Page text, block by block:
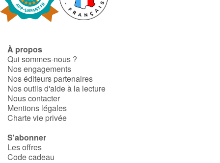
Fable, mythe, littérature et poésie
Ogres, monstres et sorcières
Héroïnes et héros
Écologie, nature, saisons
Les animaux
Voyage, épopée, enquête, aventure
À propos
Qui sommes-nous ?
Nos engagements
Nos éditeurs partenaires
Nos outils d'aide à la lecture
Nous contacter
Mentions légales
Charte vie privée
S'abonner
Les offres
Code cadeau